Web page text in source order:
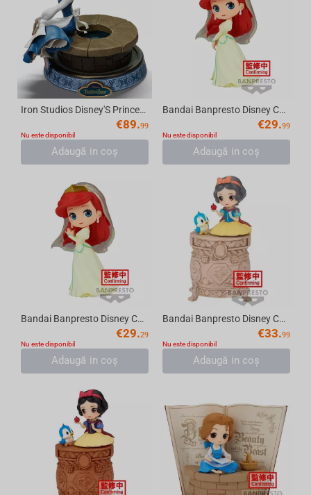
Iron Studios Disney'S Princess - Belle Anime Princess
€89.99
Nu este disponibil
Adaugă in coş
Bandai Banpresto Disney Characters - Q posket Ariel Royal Style-(ver.B) Figure
€29.99
Nu este disponibil
Adaugă in coş
Bandai Banpresto Disney Characters - Q posket Ariel Royal Style-(ver.A) Figure
€29.29
Nu este disponibil
Adaugă in coş
Bandai Banpresto Disney Characters - Q posket stories -Snow White-(ver.B) Figure
€33.99
Nu este disponibil
Adaugă in coş